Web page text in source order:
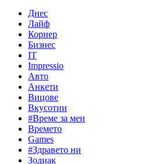
Днес
Лайф
Корнер
Бизнес
IT
Impressio
Авто
Анкети
Вицове
Вкусотии
#Време за мен
Времето
Games
#Здравето ни
Зодиак